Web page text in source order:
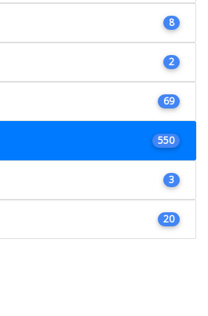
8
2
69
550
3
20